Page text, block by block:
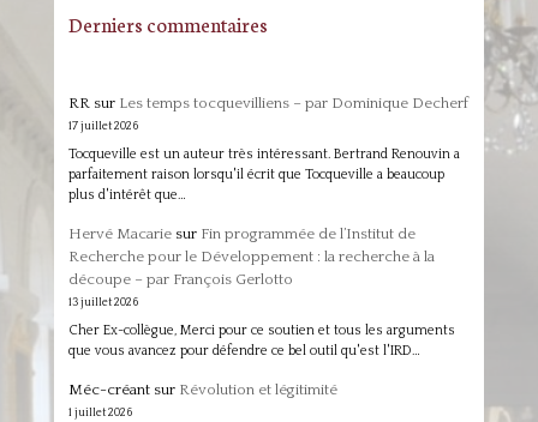
Derniers commentaires
RRsur Les temps tocquevilliens – par Dominique Decherf
17 juillet 2026
Tocqueville est un auteur très intéressant. Bertrand Renouvin a
parfaitement raison lorsqu'il écrit que Tocqueville a beaucoup
plus d'intérêt que…
Hervé Macariesur Fin programmée de l’Institut de
Recherche pour le Développement : la recherche à la
découpe – par François Gerlotto
13 juillet 2026
Cher Ex-collègue, Merci pour ce soutien et tous les arguments
que vous avancez pour défendre ce bel outil qu'est l'IRD…
Méc-créantsur Révolution et légitimité
1 juillet 2026